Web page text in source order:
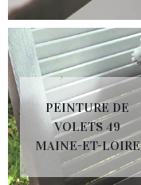
PEINTURE DE
VOLETS 49
MAINE-ET-LOIRE